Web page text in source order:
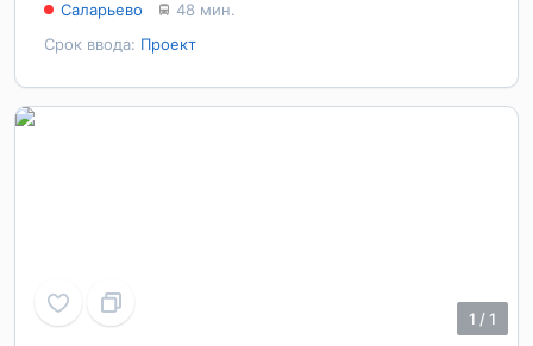
Срок ввода: Проект
Саларьево 48 мин.
1 /1